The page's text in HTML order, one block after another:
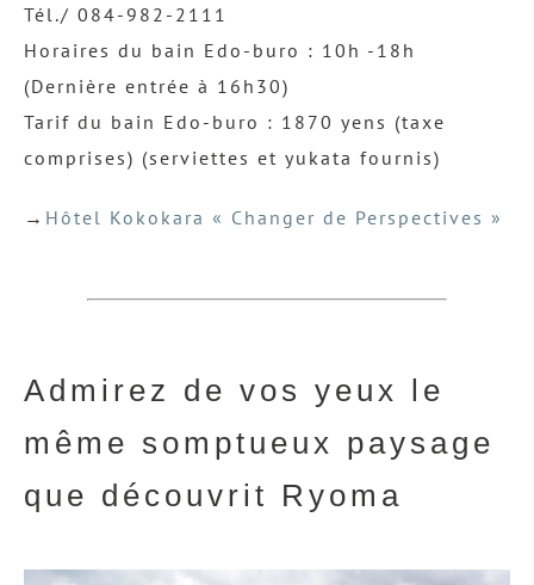
Tél./ 084-982-2111
Horaires du bain Edo-buro : 10h -18h
(Dernière entrée à 16h30)
Tarif du bain Edo-buro : 1870 yens (taxe
comprises) (serviettes et yukata fournis)
→ Hôtel Kokokara « Changer de Perspectives »
Admirez de vos yeux le
même somptueux paysage
que découvrit Ryoma